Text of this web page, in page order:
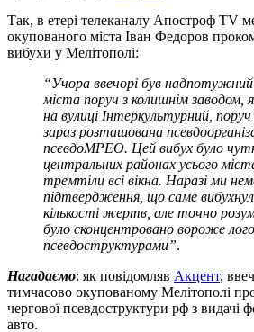
Так, в етері телеканалу Апостроф TV
окупованого міста Іван Федоров
вибухи у Мелітополі:
“Учора ввечорі був надпотужний
міста поруч з колишнім заводом,
на вулиці Інтеркультурний,
зараз розташована
псевдоМРЕО. Цей вибух було
центральних районах усього
тремтіли всі вікна. Наразі ми
підтвердження, що саме
кількості жертв, але точно
було сконцентровано вороже
псевдоструктурами”.
Нагадаємо: як повідомляв Акцент,
тимчасово окупованому Мелітополі
чергової псевдоструктури рф з видачі
авто.